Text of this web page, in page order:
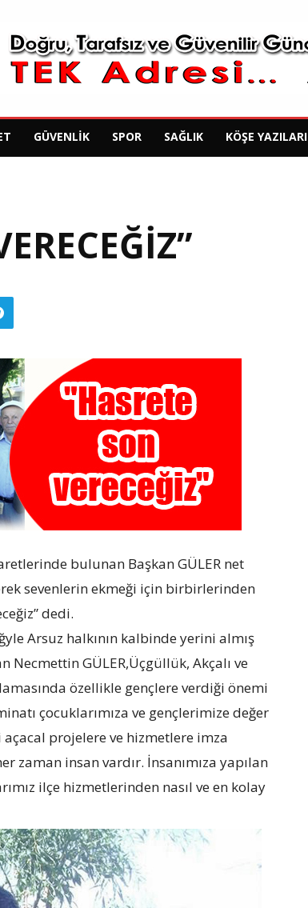
GÜVENLIK SPOR SAĞLIK KÖŞE YAZILARI
bulunan Başkan GÜLER net
sevenlerin ekmeği için birbirlerinden
dedi.
Arsuz halkının kalbinde yerini almış
Necmettin GÜLER,Üçgüllük, Akçalı ve
özellikle gençlere verdiği önemi
çocuklarımıza ve gençlerimize değer
projelere ve hizmetlere imza
zaman insan vardır. İnsanımıza yapılan
ilçe hizmetlerinden nasıl ve en kolay